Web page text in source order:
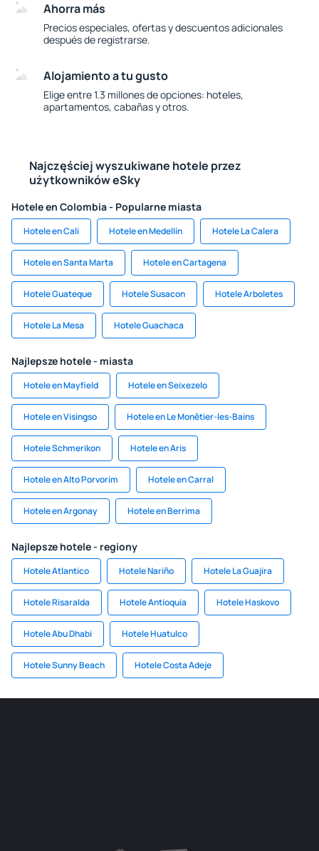
Ahorra más
Precios especiales, ofertas y descuentos adicionales
después de registrarse.
Alojamiento a tu gusto
Elige entre 1.3 millones de opciones: hoteles,
apartamentos, cabañas y otros.
Najczęściej wyszukiwane hotele przez
użytkowników eSky
Hotele en Colombia - Popularne miasta
Hotele en Cali Hotele en Medellín Hotele La Calera
Hotele en Santa Marta Hotele en Cartagena
Hotele Guateque Hotele Susacon Hotele Arboletes
Hotele La Mesa Hotele Guachaca
Najlepsze hotele - miasta
Hotele en Mayfield Hotele en Seixezelo
Hotele en Visingso Hotele en Le Monêtier-les-Bains
Hotele Schmerikon Hotele en Aris
Hotele en Alto Porvorim Hotele en Carral
Hotele en Argonay Hotele en Berrima
Najlepsze hotele - regiony
Hotele Atlantico Hotele Nariño Hotele La Guajira
Hotele Risaralda Hotele Antioquia Hotele Haskovo
Hotele Abu Dhabi Hotele Huatulco
Hotele Sunny Beach Hotele Costa Adeje